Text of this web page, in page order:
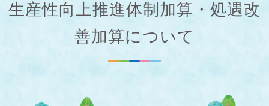
生産性向上推進体制加算・処遇改
善加算について